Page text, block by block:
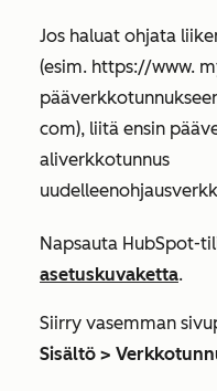
Jos haluat ohjata
(esim. https://www.
com), liitä ensin
aliverkkotunnus
Napsauta HubSpot-
asetuskuvaketta.
Siirry vasemman
Sisältö >